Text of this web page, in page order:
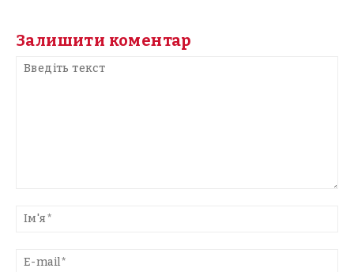
Залишити коментар
текст